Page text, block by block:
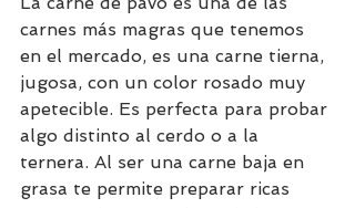
carnes más magras que tenemos
en el mercado, es una carne tierna,
jugosa, con un color rosado muy
apetecible. Es perfecta para probar
algo distinto al cerdo o a la
ternera. Al ser una carne baja en
grasa te permite preparar ricas